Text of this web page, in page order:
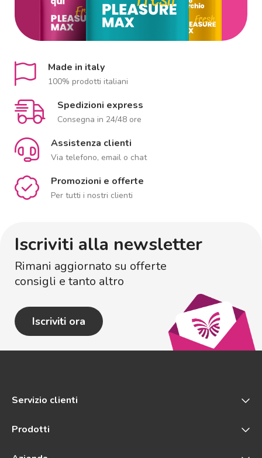
Made in italy
100% prodotti italiani
Spedizioni express
Consegna in 24/48 ore
Assistenza clienti
Via telefono, email o chat
Promozioni e offerte
Per tutti i nostri clienti
Iscriviti alla newsletter
Rimani aggiornato su offerte
consigli e tanto altro
Iscriviti ora
Servizio clienti
Prodotti